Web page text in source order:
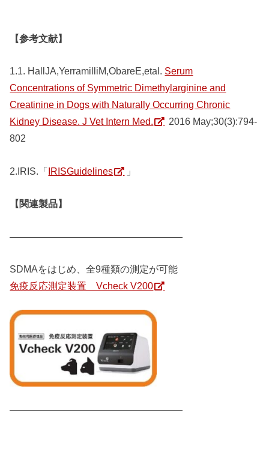
【参考文献】
1.1. HallJA,YerramilliM,ObareE,etal. Serum
Concentrations of Symmetric Dimethylarginine and
Creatinine in Dogs with Naturally Occurring Chronic
Kidney Disease. J Vet Intern Med.
2016 May;30(3):794-
802
2.IRIS.「IRISGuidelines 」
【関連製品】
――――――――――――――――――
SDMAをはじめ、全9種類の測定が可能
免疫反応測定装置 Vcheck V200
――――――――――――――――――